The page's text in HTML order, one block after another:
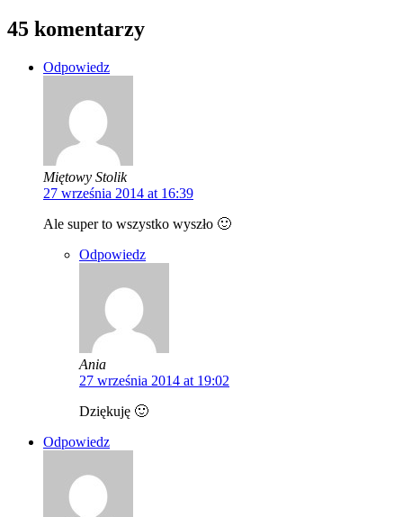
45 komentarzy
Odpowiedz
Miętowy Stolik
27 września 2014 at 16:39
Ale super to wszystko wyszło 🙂
Odpowiedz
Ania
27 września 2014 at 19:02
Dziękuję 🙂
Odpowiedz